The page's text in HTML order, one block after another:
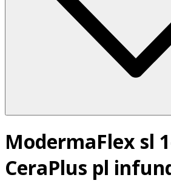
ModermaFlex sl
CeraPlus pl